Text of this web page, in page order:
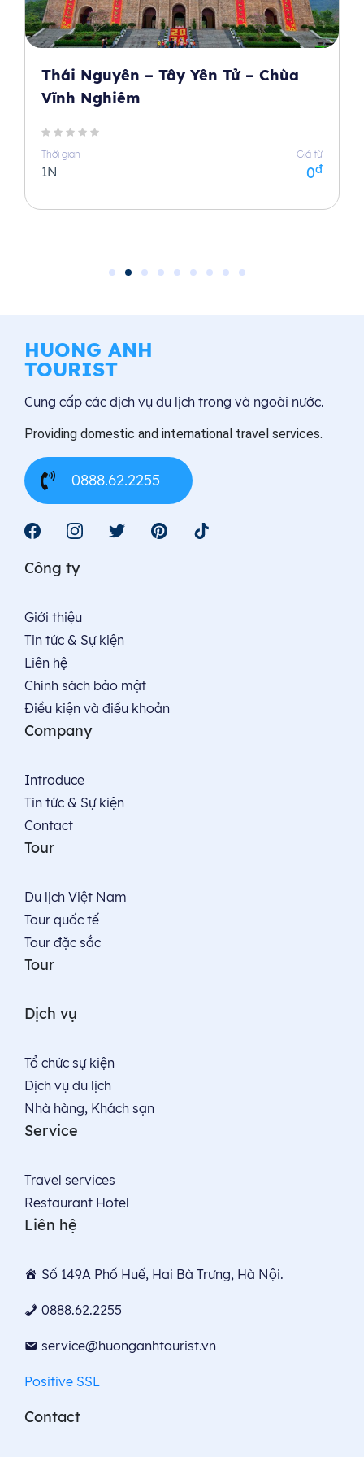
Thái Nguyên – Tây Yên Tử – Chùa
Vĩnh Nghiêm
Thời gian
1N
Giá từ
0đ
HUONG ANH
TOURIST
Cung cấp các dịch vụ du lịch trong và ngoài nước.
Providing domestic and international travel services.
0888.62.2255
Công ty
Giới thiệu
Tin tức & Sự kiện
Liên hệ
Chính sách bảo mật
Điều kiện và điều khoản
Company
Introduce
Tin tức & Sự kiện
Contact
Tour
Du lịch Việt Nam
Tour quốc tế
Tour đặc sắc
Tour
Dịch vụ
Tổ chức sự kiện
Dịch vụ du lịch
Nhà hàng, Khách sạn
Service
Travel services
Restaurant Hotel
Liên hệ
Số 149A Phố Huế, Hai Bà Trưng, Hà Nội.
0888.62.2255
service@huonganhtourist.vn
Positive SSL
Contact